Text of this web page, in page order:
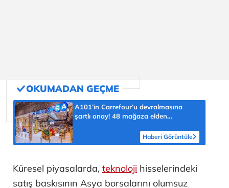
A101’in Carrefour’u devralmasına
şartlı onay! 48 mağaza elden
Haberi Görüntüle
Küresel piyasalarda, teknoloji hisselerindeki
satış baskısının Asya borsalarını olumsuz